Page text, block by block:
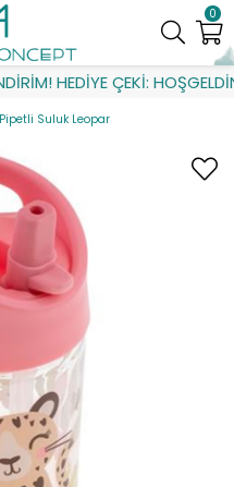
HEDİYE ÇEKİ: HOŞGELDİN
0
Suluk Leopar